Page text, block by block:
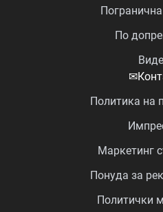
По
✉
Политика на
Маркетинг
Понуда за
Политички